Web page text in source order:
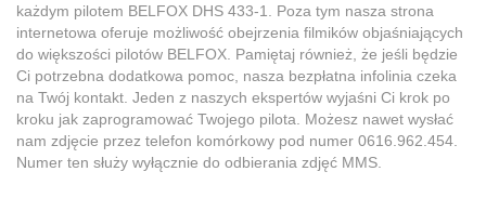
każdym pilotem BELFOX DHS 433-1. Poza tym nasza strona
internetowa oferuje możliwość obejrzenia filmików objaśniających
do większości pilotów BELFOX. Pamiętaj również, że jeśli będzie
Ci potrzebna dodatkowa pomoc, nasza bezpłatna infolinia czeka
na Twój kontakt. Jeden z naszych ekspertów wyjaśni Ci krok po
kroku jak zaprogramować Twojego pilota. Możesz nawet wysłać
nam zdjęcie przez telefon komórkowy pod numer 0616.962.454.
Numer ten służy wyłącznie do odbierania zdjęć MMS.